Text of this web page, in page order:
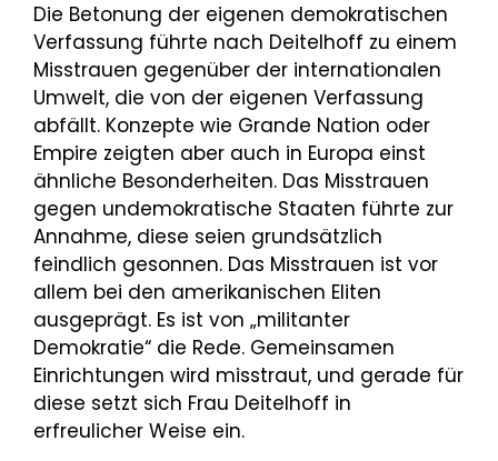
Die Betonung der eigenen demokratischen
Verfassung führte nach Deitelhoff zu einem
Misstrauen gegenüber der internationalen
Umwelt, die von der eigenen Verfassung
abfällt. Konzepte wie Grande Nation oder
Empire zeigten aber auch in Europa einst
ähnliche Besonderheiten. Das Misstrauen
gegen undemokratische Staaten führte zur
Annahme, diese seien grundsätzlich
feindlich gesonnen. Das Misstrauen ist vor
allem bei den amerikanischen Eliten
ausgeprägt. Es ist von „militanter
Demokratie“ die Rede. Gemeinsamen
Einrichtungen wird misstraut, und gerade für
diese setzt sich Frau Deitelhoff in
erfreulicher Weise ein.